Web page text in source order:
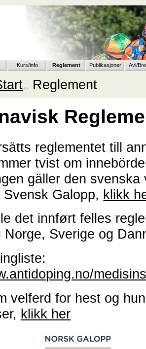
Kurs/info Reglement Publikasjoner Avl/
Reglement
reglementet till
tvist om
gäller den svenska
Galopp, klikk
det innført felles
Norge, Sverige og
velferd for hest og
klikk her